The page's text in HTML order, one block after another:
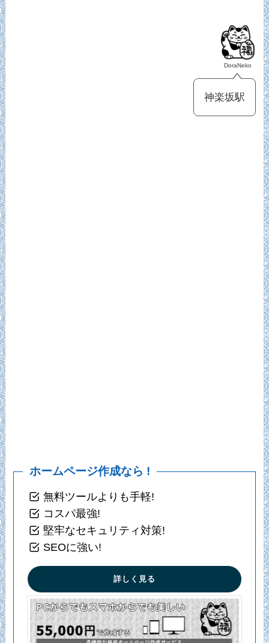
DoraNeko
神楽坂駅
ホームページ作成なら !
無料ツールよりも手軽!
コスパ最強!
堅牢なセキュリティ対策!
SEOに強い!
詳しく見る